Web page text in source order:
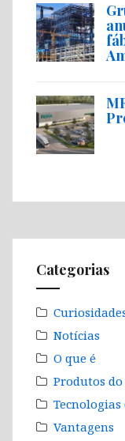
Categorias
Notícias
O que é
Produtos
Vantagens